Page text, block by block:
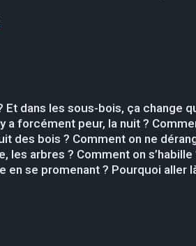
dans les sous-bois, ça change
a forcément peur, la nuit ?
des bois ? Comment on ne
les arbres ? Comment on
se promenant ? Pourquoi aller